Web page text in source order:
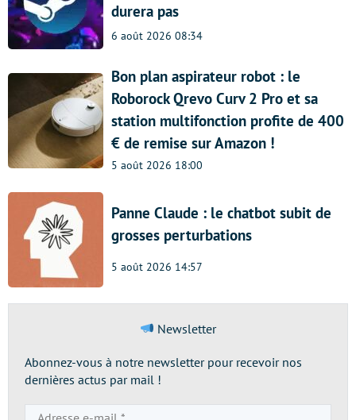
durera pas
6 août 2026 08:34
Bon plan aspirateur robot : le
Roborock Qrevo Curv 2 Pro et sa
station multifonction profite de 400
€ de remise sur Amazon !
5 août 2026 18:00
Panne Claude : le chatbot subit de
grosses perturbations
5 août 2026 14:57
Newsletter
Abonnez-vous à notre newsletter pour recevoir nos
dernières actus par mail !